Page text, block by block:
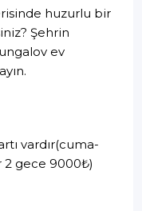
huzurlu bir
Şehrin
ev
vardır(cuma-
gece 9000₺)